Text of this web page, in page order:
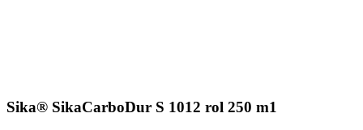
Sika® SikaCarboDur S 1012 rol 250 m1